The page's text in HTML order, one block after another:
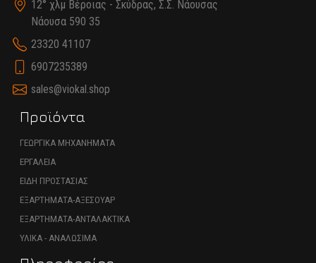
12° χλμ Βέροιας - Σκύδρας, Σ.Σ. Νάουσας
Νάουσα 590 35
23320 41107
6907235389
sales@viokal.shop
Προϊόντα
ΓΕΩΡΓΙΚΑ ΜΗΧΑΝΗΜΑΤΑ
ΕΡΓΑΛΕΙΑ
ΕΙΔΗ ΠΡΟΣΤΑΣΙΑΣ
ΕΞΑΡΤΗΜΑΤΑ-ΑΞΕΣΟΥΑΡ
ΕΞΑΡΤΗΜΑΤΑ-ΑΝΤΑΛΑΚΤΙΚΑ
ΥΛΙΚΑ - ΑΝΑΛΩΣΙΜΑ